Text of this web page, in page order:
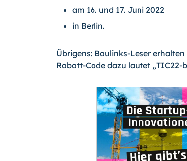
am 16. und 17. Juni 2022
in Berlin.
Übrigens: Baulinks-Leser
Rabatt-Code dazu lautet „TIC22-